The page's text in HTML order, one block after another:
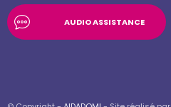
AUDIO ASSISTANCE